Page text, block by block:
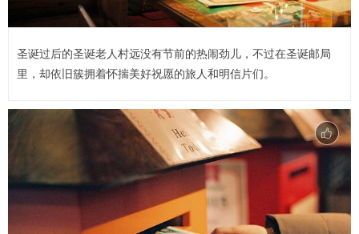
圣诞过后的圣诞老人村远没有节前的热闹劲儿，不过在圣诞邮局
里，却依旧簇拥着怀揣美好祝愿的旅人和明信片们。